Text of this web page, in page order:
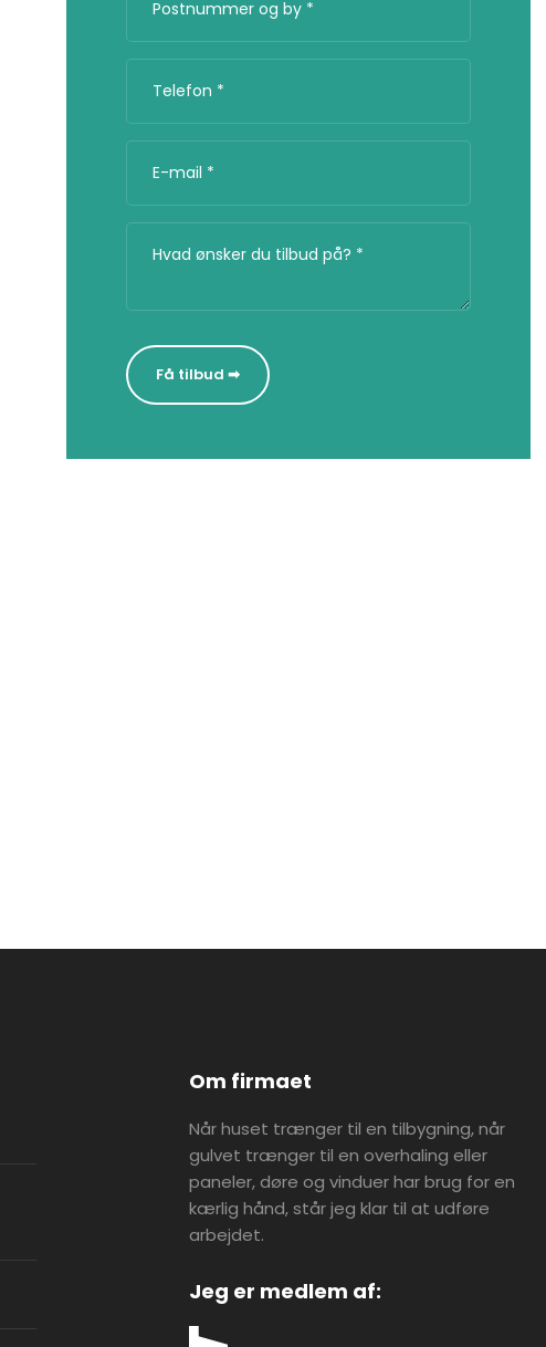
Om ​firmaet
Når huset trænger til en tilbygning, når
gulvet trænger til en overhaling eller
paneler, døre og vinduer har brug for en
kærlig hånd, står jeg klar til at udføre
arbejdet.
Jeg er medlem af:​